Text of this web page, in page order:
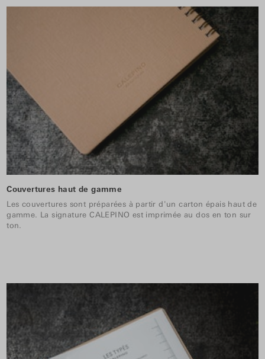
Couvertures haut de gamme
Les couvertures sont préparées à partir d'un carton épais haut de
gamme. La signature CALEPINO est imprimée au dos en ton sur
ton.